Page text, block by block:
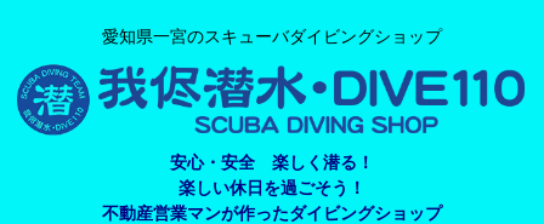
愛知県一宮のスキューバダイビングショップ
安心・安全 楽しく潜る！
楽しい休日を過ごそう！
不動産営業マンが作ったダイビングショップ